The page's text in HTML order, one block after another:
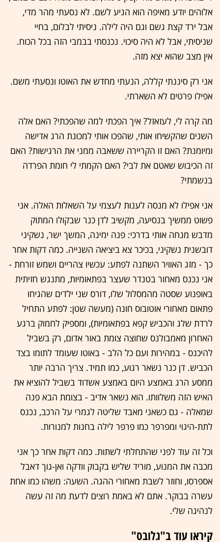
אלוהים יודע מאיפה הוא הגיע לשם. לא נסעתי מהר מדי,
אבל ירד קצת גשם וגם היה לילה. ניסיתי לבלום, בחיי
שניסיתי, אבל לא היה סיכוי. נכנסתי בבמבי הזה בכל הכוח.
אין מצב שהוא יצא מזה.
אני רק סיננתי קללה, הנעתי מחדש את האוטו ונסעתי משם.
אפילו פרטים לא השארתי.
מה קרה לי, לעזאזל? איך הפכתי למה שהפכתי? האם אלה
השנים שהקשיחו אותי, שהפכו אותי למכונת הרג אדישה
ומיומנת? האם זו הקריירה ששאבה ממני את הרגישות? האם
זה הכיבוש שאטם את לבי? האם הקמתי לי חומת הפרדה
בנשמתי?
אני אפילו לא מנסה לענות לעצמי על השאלות האלה. אני
פשוט ממשיך בנסיעה, מקשיב לדן כנר שבקולו המתוק
מדבש מנחה אותי בדרכי: פנה ימינה, המשך ישר, נשקיני
דובשנית נשקיני, בכיכר צא ביציאה השנייה. כמה דקות אחר
כך - מזג האוויר השתנה לפתע: עכשיו צהריים ושמש זורחת -
אני נכנס מאחור בטנדר שעצר בפתאומיות, מתנגש חזיתית
באופנוע שסטה מהמסלול שלו, דורס שני ילדים שהגיחו
פתאום מאחורי אוטובוס חונה (מעשה שטן: לפתע התחיל
לרדת שלג והכביש קפא בפתאומיות), ומספיק לחמוק ברגע
האחרון מאמבולנס שחוצה צומת באור אדום, רק בשביל
להיכנס - במהירות ועם כל הלב - באוטו שעומד לתומו בצד
הכביש. דן כנר נשאר רגוע, כמו תמיד. צריך הרבה יותר
ממסע הרג באמצע היום באמצע אשדוד בשביל להוציא את
האיש הזה משלוותו. הוא נשאר אדיב - בצומת הבא פנה
שמאלה - גם כשאני מאבד שליטה לגמרי על הרכב, נכנס
לתת-היגוי ומפרפר כמו פרפר לילה בחנות למנורות.
וכל זה עוד לפני שהתחלתי לשתות. כמה דקות אחר כך אני
מכבה את המנוע, מוריד שליש בקבוק וודקה ואן-גוך דאבל
אספרסו, וחוזר לשבת מאחורי ההגה. השעה: משהו כמו אחת
עשרה בבוקר. אתם לא באמת רוצים לדעת מה זה עשה
לנהיגה שלי.
קיראו עוד ב"גלובס"